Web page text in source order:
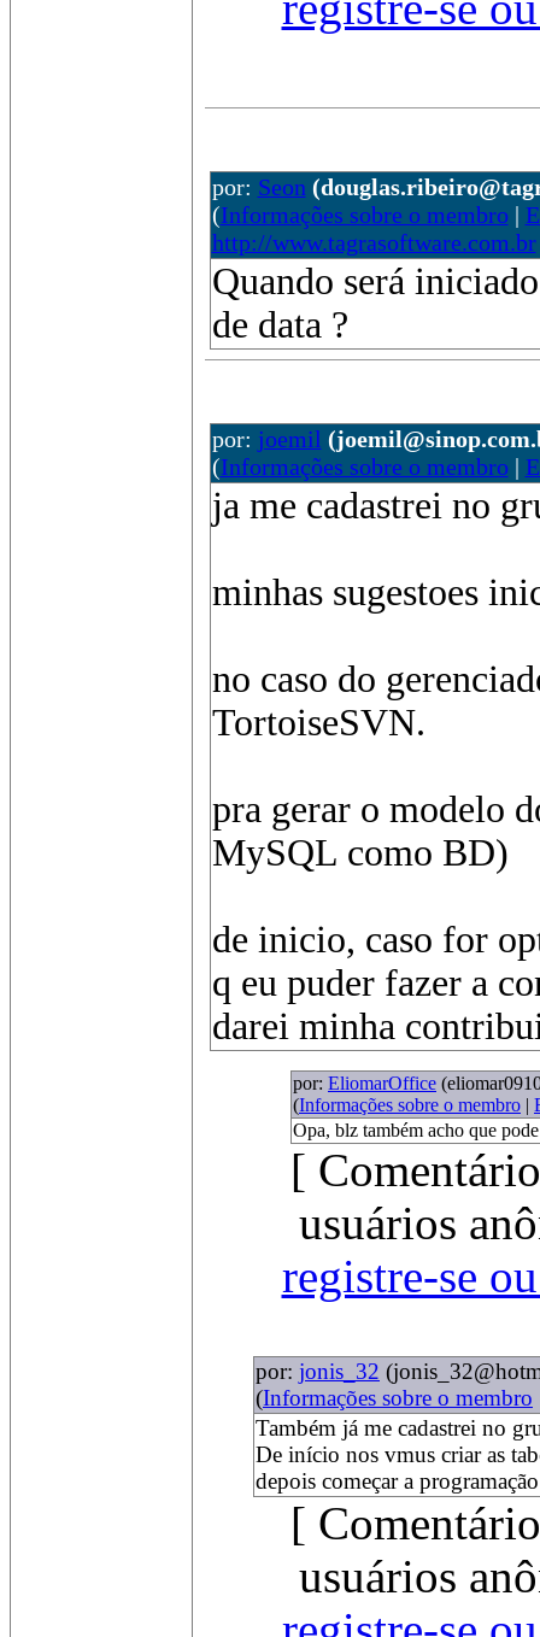
por: Seon
(Informações sobre o membro|
http://www.tagrasoftware.com.br
Quando será
de data ?
por: joemil
(Informações sobre o membro|
ja me cadastrei no
minhas sugestoes
no caso do
TortoiseSVN.
pra gerar o modelo
MySQL como BD)
de inicio, caso for
q eu puder fazer a
darei minha
por: EliomarOffice
(Informações sobre o membro |
Opa, blz também acho que
[
usuários
registre-se
por: jonis_32
(Informações sobre o membro
Também já me cadastrei no
De início nos vmus criar as
depois começar a
[
usuários